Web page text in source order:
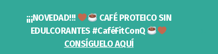
contenido
¡¡¡NOVEDAD!!!
CAFÉ PROTEICO SIN
EDULCORANTES #CaféFitConQ
CONSÍGUELO AQUÍ